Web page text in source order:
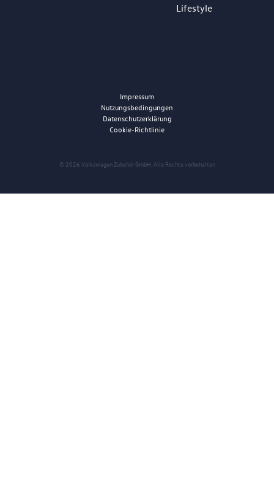
Lifestyle
© 2026 Volkswagen Zubehör GmbH. Alle Rechte vorbehalten
Impressum
Nutzungsbedingungen
Datenschutzerklärung
Cookie-Richtlinie